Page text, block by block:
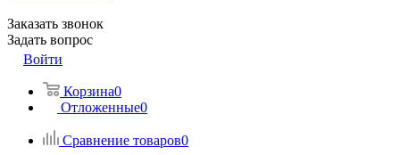
Заказать звонок
Задать вопрос
Войти
Корзина0
Отложенные0
Сравнение товаров0